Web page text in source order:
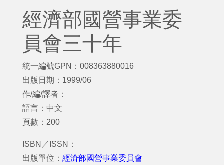
經濟部國營事業委
員會三十年
統一編號GPN：008363880016
出版日期：1999/06
作/編/譯者：
語言：中文
頁數：200
ISBN／ISSN：
出版單位： 經濟部國營事業委員會